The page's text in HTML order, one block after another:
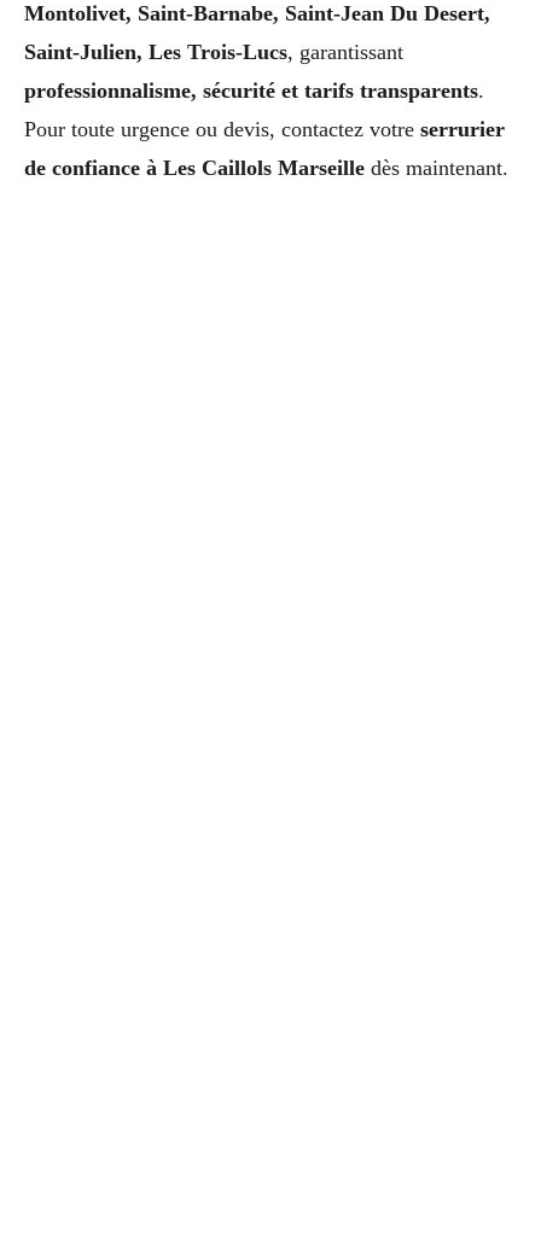
Montolivet, Saint-Barnabe, Saint-Jean Du Desert,
Saint-Julien, Les Trois-Lucs, garantissant
professionnalisme, sécurité et tarifs transparents.
Pour toute urgence ou devis, contactez votre serrurier
de confiance à Les Caillols Marseille dès maintenant.